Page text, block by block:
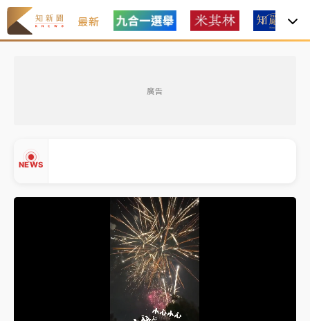
最新
廣告
NEWS
中信慈善基金會想增加董事人數！辜仲諒向法院聲請遭
駁 理由曝光
故宮《龍藏經》特展第2檔！今線上預約開賣一度塞車
周六起展出延長至晚上7時
台東農業處長涉圖利渡假村！東檢抗告成功 今重開羈
父親節泡湯了！中颱白海豚雨彈轟3天 「紅到發紫」降